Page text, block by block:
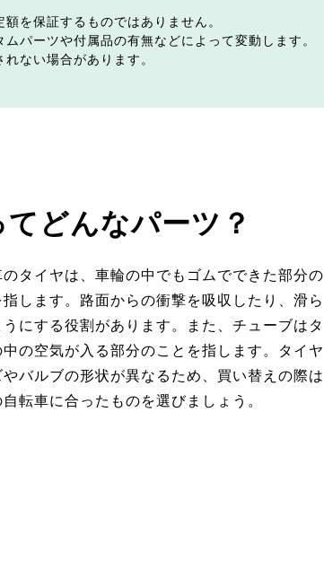
を保証するものではありません。
パーツや付属品の有無などによって変動します。
ない場合があります。
どんなパーツ？
のタイヤは、車輪の中でもゴムでできた部分の
指します。路面からの衝撃を吸収したり、滑ら
うにする役割があります。また、チューブはタ
中の空気が入る部分のことを指します。タイヤ
やバルブの形状が異なるため、買い替えの際は
自転車に合ったものを選びましょう。